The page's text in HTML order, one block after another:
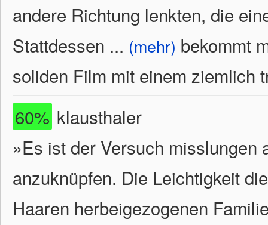
andere Richtung lenkten, die
Stattdessen ... (mehr) bekommt
soliden Film mit einem ziemlich
60% klausthaler
»Es ist der Versuch misslungen
anzuknüpfen. Die Leichtigkeit
Haaren herbeigezogenen